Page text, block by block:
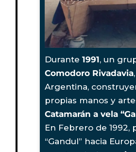
Durante 1991, un
Comodoro Rivadavia
Argentina,
propias manos y
Catamarán a vela
En Febrero de 1992,
“Gandul” hacia